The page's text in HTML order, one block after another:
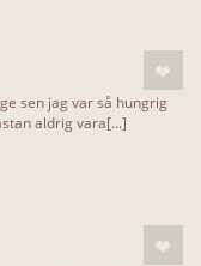
sen jag var så hungrig
aldrig vara[...]